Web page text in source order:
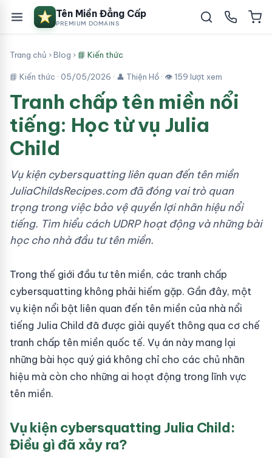
Tên Miền Đẳng Cấp
PREMIUM DOMAINS
Trang chủ ›Blog › 📘 Kiến thức
📘 Kiến thức · 05/05/2026 · 👤 Thiện Hồ · 👁 159 lượt xem
Tranh chấp tên miền nổi
tiếng: Học từ vụ Julia
Child
Vụ kiện cybersquatting liên quan đến tên miền
JuliaChildsRecipes.com đã đóng vai trò quan
trọng trong việc bảo vệ quyền lợi nhãn hiệu nổi
tiếng. Tìm hiểu cách UDRP hoạt động và những bài
học cho nhà đầu tư tên miền.
Trong thế giới đầu tư tên miền, các tranh chấp
cybersquatting không phải hiếm gặp. Gần đây, một
vụ kiện nổi bật liên quan đến tên miền của nhà nổi
tiếng Julia Child đã được giải quyết thông qua cơ chế
tranh chấp tên miền quốc tế. Vụ án này mang lại
những bài học quý giá không chỉ cho các chủ nhãn
hiệu mà còn cho những ai hoạt động trong lĩnh vực
tên miền.
Vụ kiện cybersquatting Julia Child:
Điều gì đã xảy ra?